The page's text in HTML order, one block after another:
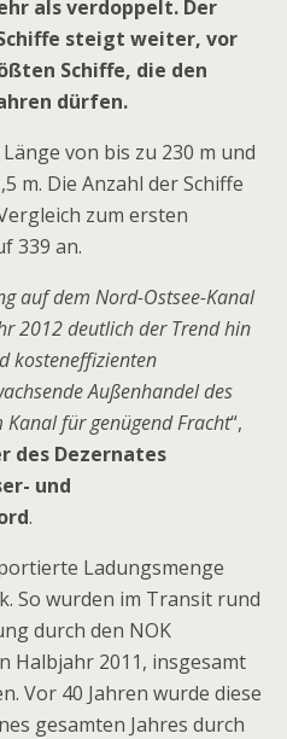
als verdoppelt. Der
steigt weiter, vor
Schiffe, die den
dürfen.
von bis zu 230 m und
m. Die Anzahl der Schiffe
zum ersten
339 an.
auf dem Nord-Ostsee-Kanal
2012 deutlich der Trend hin
kosteneffizienten
Außenhandel des
für genügend Fracht“,
des Dezernates
und
.
Ladungsmenge
So wurden im Transit rund
durch den NOK
Halbjahr 2011, insgesamt
Vor 40 Jahren wurde diese
gesamten Jahres durch